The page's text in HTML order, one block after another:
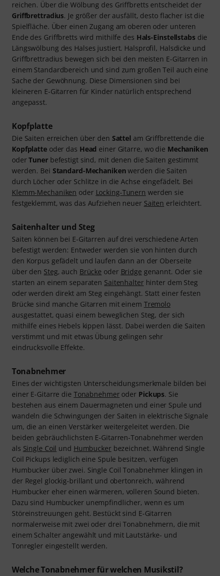
reichen. Über die Wölbung des Griffbretts entscheidet der
Griffbrettradius. Je größer der ausfällt, desto flacher ist die
Spielfläche. Über einen Zugang am oberen oder unteren
Ende des Griffbretts wird mithilfe des Hals-Einstellstabsdie
Längswölbung des Halses justiert. Halsprofil, Halsdicke und
Griffbrettradius bewegen sich bei den meisten E-Gitarren in
einem Standardbereich und sind zum großen Teil auch eine
Sache der Gewöhnung. Diese Dimensionen sind bei
kleineren E-Gitarren für Kinder natürlich entsprechend
angepasst.
Kopfplatte
Die Saiten erreichen über den Sattel am Griffbrettende die
Kopfplatteoder das Head einer Gitarre, wo die Mechaniken
oderTunerbefestigt sind, mit denen die Saiten gestimmt
werden. Bei Standard-Mechaniken werden die Saiten
durch Löcher oder Schlitze in die Achse eingefädelt. Bei
Klemm-Mechaniken oder Locking-Tunern werden sie
festgeklemmt, was das Aufziehen neuer Saiten erleichtert.
Saitenhalter und Steg
Saiten können bei E-Gitarren auf drei verschiedene Arten
befestigt werden: Entweder werden sie von hinten durch
den Korpus gefädelt und laufen dann an der Oberseite
über den Steg, auch Brücke oder Bridge genannt. Oder sie
starten an einem separaten Saitenhalterhinter dem Steg
oder werden direkt am Steg eingehängt. Statt einer festen
Brücke sind manche Gitarren mit einem Tremolo
ausgestattet, quasi einem beweglichen Steg, der sich
mithilfe eines Hebels kippen lässt. Dabei werden die Saiten
verstimmt und mit etwas Übung gelingen sehr
eindrucksvolle Effekte.
Tonabnehmer
Eines der wichtigsten Unterscheidungsmerkmale bilden bei
einer E-Gitarre die Tonabnehmeroder Pickups. Sie
bestehen aus einem Dauermagneten und einer Spule und
wandeln die Schwingungen der Saiten in elektrische Signale
um, die an einen Verstärker weitergeleitet werden. Die
beiden gebräuchlichsten E-Gitarren-Tonabnehmer werden
als Single Coil und Humbuckerbezeichnet. Während Single
Coil Pickups lediglich eine Spule besitzen, verfügen
Humbucker über zwei. Single Coil Tonabnehmer klingen in
der Regel glockig-brillant und obertonreich, während
Humbucker eher einen wärmeren, volleren Sound bieten.
Dazu sind Humbucker unempfindlicher, wenn es um
Störeinstreuungen geht. Bestückt sind E-Gitarren
normalerweise mit zwei oder drei Tonabnehmern, die mit
einem Schalter angewählt und mit Lautstärke- und
Tonregler eingestellt werden.
Welche Tonabnehmer für welchen Musikstil?